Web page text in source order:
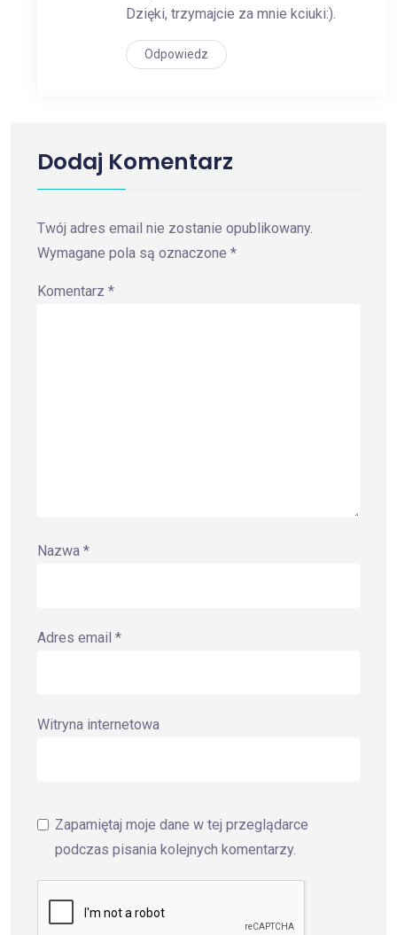
Dzięki, trzymajcie za mnie kciuki:).
Odpowiedz
Dodaj Komentarz
Twój adres email nie zostanie opublikowany.
Wymagane pola są oznaczone *
Komentarz *
Nazwa *
Adres email *
Witryna internetowa
Zapamiętaj moje dane w tej przeglądarce
podczas pisania kolejnych komentarzy.